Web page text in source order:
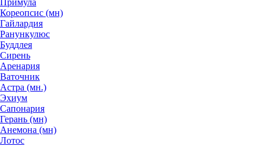
Примула
Кореопсис (мн)
Гайлардия
Ранункулюс
Буддлея
Сирень
Аренария
Ваточник
Астра (мн.)
Эхиум
Сапонария
Герань (мн)
Анемона (мн)
Лотос